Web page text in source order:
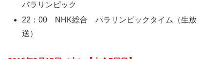
パラリンピック
22：00 NHK総合 パラリンピックタイム（生放
送）